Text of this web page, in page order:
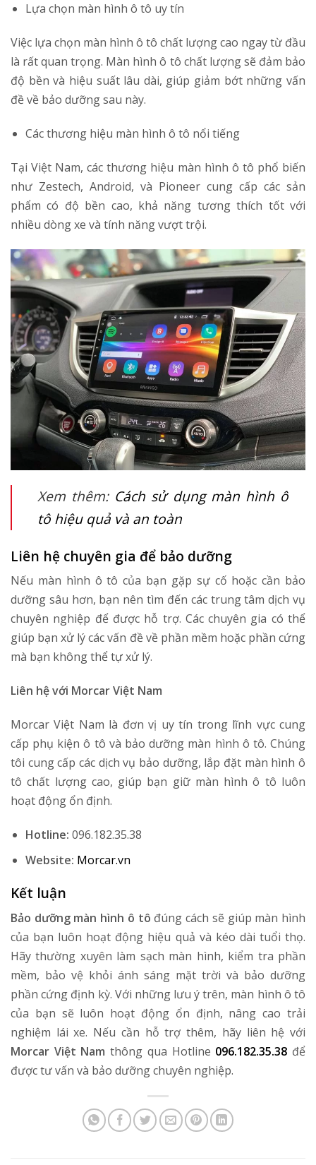
Lựa chọn màn hình ô tô uy tín
Việc lựa chọn màn hình ô tô chất lượng cao ngay từ đầu
là rất quan trọng. Màn hình ô tô chất lượng sẽ đảm bảo
độ bền và hiệu suất lâu dài, giúp giảm bớt những vấn
đề về bảo dưỡng sau này.
Các thương hiệu màn hình ô tô nổi tiếng
Tại Việt Nam, các thương hiệu màn hình ô tô phổ biến
như Zestech, Android, và Pioneer cung cấp các sản
phẩm có độ bền cao, khả năng tương thích tốt với
nhiều dòng xe và tính năng vượt trội.
Xem thêm: Cách sử dụng màn hình ô
tô hiệu quả và an toàn
Liên hệ chuyên gia để bảo dưỡng
Nếu màn hình ô tô của bạn gặp sự cố hoặc cần bảo
dưỡng sâu hơn, bạn nên tìm đến các trung tâm dịch vụ
chuyên nghiệp để được hỗ trợ. Các chuyên gia có thể
giúp bạn xử lý các vấn đề về phần mềm hoặc phần cứng
mà bạn không thể tự xử lý.
Liên hệ với Morcar Việt Nam
Morcar Việt Nam là đơn vị uy tín trong lĩnh vực cung
cấp phụ kiện ô tô và bảo dưỡng màn hình ô tô. Chúng
tôi cung cấp các dịch vụ bảo dưỡng, lắp đặt màn hình ô
tô chất lượng cao, giúp bạn giữ màn hình ô tô luôn
hoạt động ổn định.
Hotline: 096.182.35.38
Website: Morcar.vn
Kết luận
Bảo dưỡng màn hình ô tô đúng cách sẽ giúp màn hình
của bạn luôn hoạt động hiệu quả và kéo dài tuổi thọ.
Hãy thường xuyên làm sạch màn hình, kiểm tra phần
mềm, bảo vệ khỏi ánh sáng mặt trời và bảo dưỡng
phần cứng định kỳ. Với những lưu ý trên, màn hình ô tô
của bạn sẽ luôn hoạt động ổn định, nâng cao trải
nghiệm lái xe. Nếu cần hỗ trợ thêm, hãy liên hệ với
Morcar Việt Nam thông qua Hotline 096.182.35.38 để
được tư vấn và bảo dưỡng chuyên nghiệp.